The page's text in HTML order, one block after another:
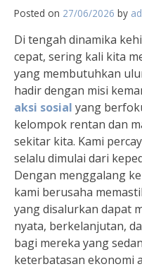
Posted on 27/06/2026 by
Di tengah dinamika
cepat, sering kali kita
yang membutuhkan
hadir dengan misi
aksi sosial yang
kelompok rentan dan
sekitar kita. Kami
selalu dimulai dari
Dengan menggalang
kami berusaha
yang disalurkan dapat
nyata, berkelanjutan,
bagi mereka yang
keterbatasan ekonomi